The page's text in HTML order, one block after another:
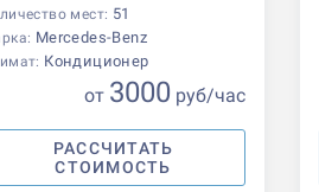
мест: 51
Mercedes-Benz
Кондиционер
от 3000 руб/час
РАССЧИТАТЬ
СТОИМОСТЬ